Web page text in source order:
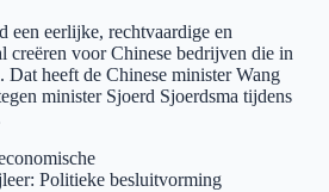
een eerlijke, rechtvaardige en
creëren voor Chinese bedrijven die in
heeft de Chinese minister Wang
minister Sjoerd Sjoerdsma tijdens
: Politieke besluitvorming